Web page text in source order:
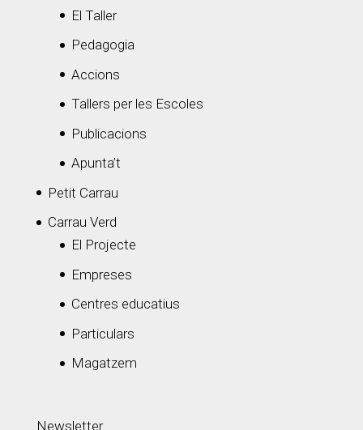
El Taller
Pedagogia
Accions
Tallers per les Escoles
Publicacions
Apunta’t
Petit Carrau
Carrau Verd
El Projecte
Empreses
Centres educatius
Particulars
Magatzem
Newsletter